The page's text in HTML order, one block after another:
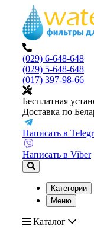
(029) 6-648-648
(029) 5-648-648
(017) 397-98-66
Бесплатная
Доставка по
Написать в
Написать в Viber
Категории
Меню
Каталог